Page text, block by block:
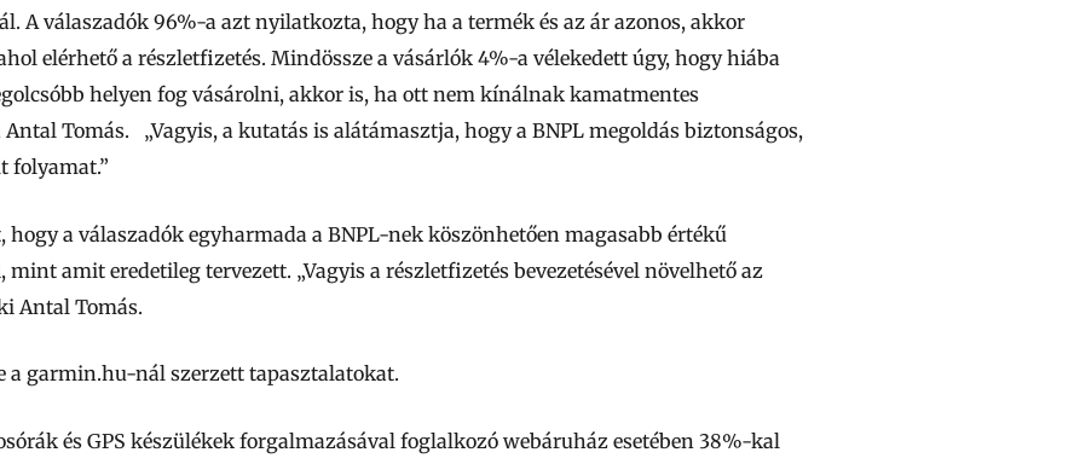
A válaszadók 96%-a azt nyilatkozta, hogy ha a termék és az ár azonos, akkor
elérhető a részletfizetés. Mindössze a vásárlók 4%-a vélekedett úgy, hogy hiába
helyen fog vásárolni, akkor is, ha ott nem kínálnak kamatmentes
Tomás. „Vagyis, a kutatás is alátámasztja, hogy a BNPL megoldás biztonságos,
folyamat.”
a válaszadók egyharmada a BNPL-nek köszönhetően magasabb értékű
amit eredetileg tervezett. „Vagyis a részletfizetés bevezetésével növelhető az
Antal Tomás.
a garmin.hu-nál szerzett tapasztalatokat.
és GPS készülékek forgalmazásával foglalkozó webáruház esetében 38%-kal